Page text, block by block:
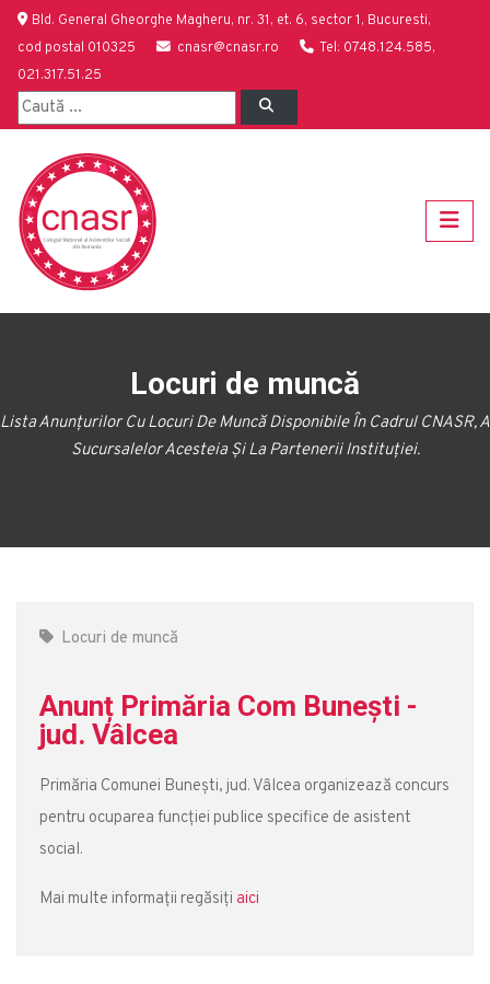
Bld. General Gheorghe Magheru, nr. 31, et. 6, sector 1, Bucuresti,
cod postal 010325
cnasr@cnasr.ro
Tel: 0748.124.585,
021.317.51.25
Locuri de muncă
Lista Anunțurilor Cu Locuri De Muncă Disponibile În Cadrul CNASR, A
Sucursalelor Acesteia Și La Partenerii Instituției.
Locuri de muncă
Anunț Primăria Com Bunești -
jud. Vâlcea
Primăria Comunei Bunești, jud. Vâlcea organizează concurs
pentru ocuparea funcției publice specifice de asistent
social.
Mai multe informații regăsiți aici